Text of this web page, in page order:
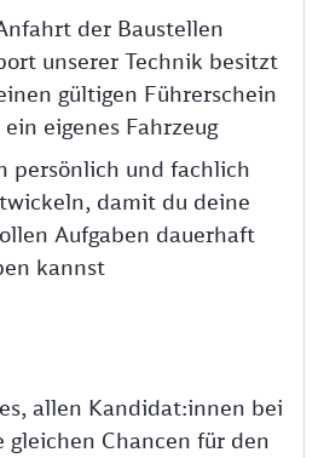
der Baustellen
unserer Technik besitzt
gültigen Führerschein
eigenes Fahrzeug
persönlich und fachlich
damit du deine
Aufgaben dauerhaft
kannst
allen Kandidat:innen bei
gleichen Chancen für den